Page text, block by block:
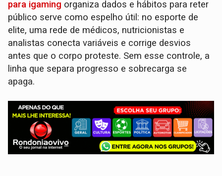
para igaming organiza dados e hábitos para reter
público serve como espelho útil: no esporte de
elite, uma rede de médicos, nutricionistas e
analistas conecta variáveis e corrige desvios
antes que o corpo proteste. Sem esse controle, a
linha que separa progresso e sobrecarga se
apaga.